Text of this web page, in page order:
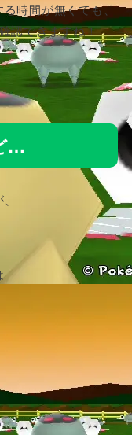
時間が無くても、
認できますね！
…